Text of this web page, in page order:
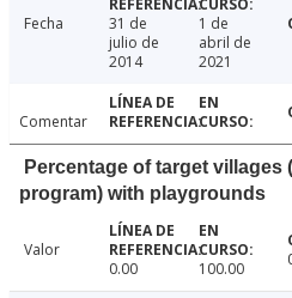
Fecha
31 de
julio de
2014
1 de
abril de
2021
Comentar
Percentage of target
program) with playgrounds
Valor
0.00
100.00